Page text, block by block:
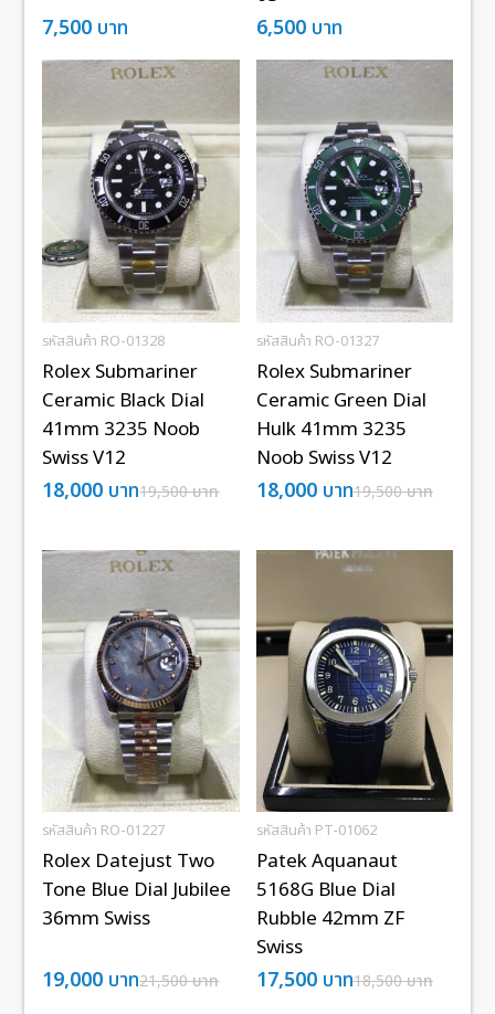
7,500 บาท 6,500 บาท
รหัสสินค้า RO-01328
Rolex Submariner
Ceramic Black Dial
41mm 3235 Noob
Swiss V12
19,500บาท
18,000 บาท
รหัสสินค้า RO-01327
Rolex Submariner
Ceramic Green Dial
Hulk 41mm 3235
Noob Swiss V12
19,500บาท
18,000 บาท
รหัสสินค้า RO-01227
Rolex Datejust Two
Tone Blue Dial Jubilee
36mm Swiss
21,500บาท
19,000 บาท
รหัสสินค้า PT-01062
Patek Aquanaut
5168G Blue Dial
Rubble 42mm ZF
Swiss
18,500บาท
17,500 บาท